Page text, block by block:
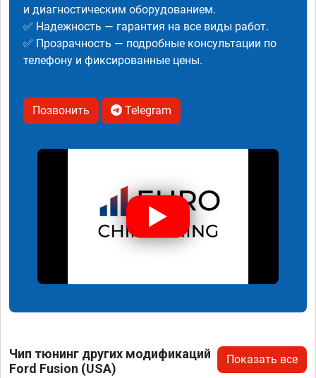
и диагностическим оборудованием.
✅ Надежность — гарантия на все виды работ.
✅ Прозрачность — подробные консультации по
телефону и фиксированные цены.
Позвонить Telegram
Чип тюнинг других модификаций
Ford Fusion (USA)
Показать все